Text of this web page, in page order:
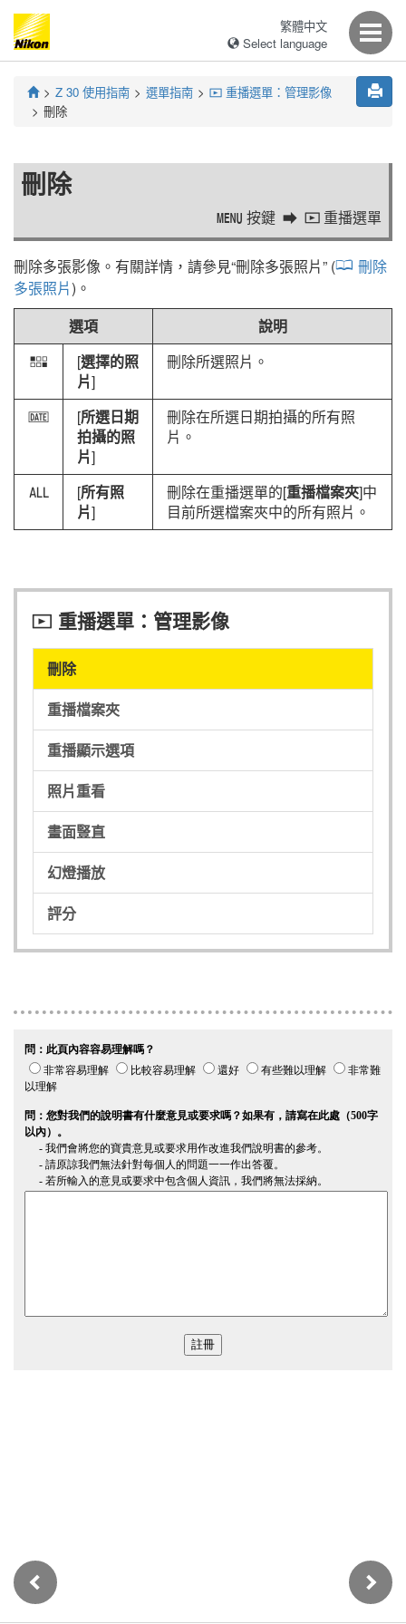
繁體中文
Select language
Z 30 使用指南 選單指南 D 重播選單：管理影像
刪除
刪除
G 按鍵 D 重播選單
刪除多張影像。有關詳情，請參見“刪除多張照片” (
刪除
多張照片)。
選項
說明
Q [選擇的照
片]
刪除所選照片。
i [所選日期
拍攝的照
片]
刪除在所選日期拍攝的所有照
片。
R [所有照
片]
刪除在重播選單的[重播檔案夾]中
目前所選檔案夾中的所有照片。
D 重播選單：管理影像
刪除
重播檔案夾
重播顯示選項
照片重看
畫面豎直
幻燈播放
評分